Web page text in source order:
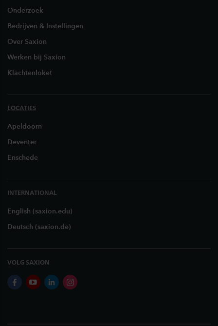
Onderzoek
Bedrijven & Instellingen
Over Saxion
Werken bij Saxion
Klachtenloket
LOCATIES
Apeldoorn
Deventer
Enschede
INTERNATIONAL
English (saxion.edu)
Deutsch (saxion.de)
VOLG SAXION
facebookyoutubelinkedininstagram